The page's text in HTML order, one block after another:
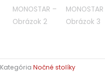
Kategória Nočné stolíky